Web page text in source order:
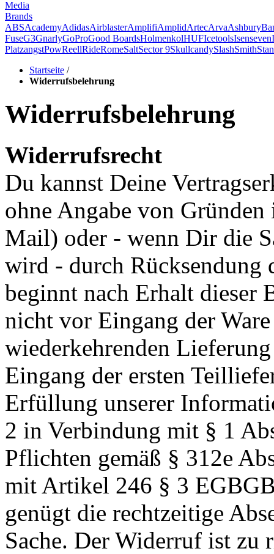
Media
Brands
ABSAcademyAdidasAirblasterAmplifiAmplidArtecArvaAshbury
FuseG3GnarlyGoProGood BoardsHolmenkolHUFIcetoolsIsenseven
PlatzangstPowReellRideRomeSaltSector 9SkullcandySlashSmith
Startseite /
Widerrufsbelehrung
Widerrufsbelehrung
Widerrufsrecht
Du kannst Deine
ohne Angabe von
Mail) oder - wenn Dir die
wird - durch Rücksendung
beginnt nach Erhalt dieser
nicht vor Eingang der
wiederkehrenden
Eingang der ersten
Erfüllung unserer
2 in Verbindung mit § 1
Pflichten gemäß § 312e
mit Artikel 246 § 3
genügt die rechtzeitige
Sache. Der Widerruf ist zu